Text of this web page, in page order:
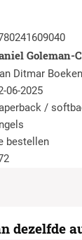
Goleman-
Ditmar
06-2025
/
bestellen
dezelfde